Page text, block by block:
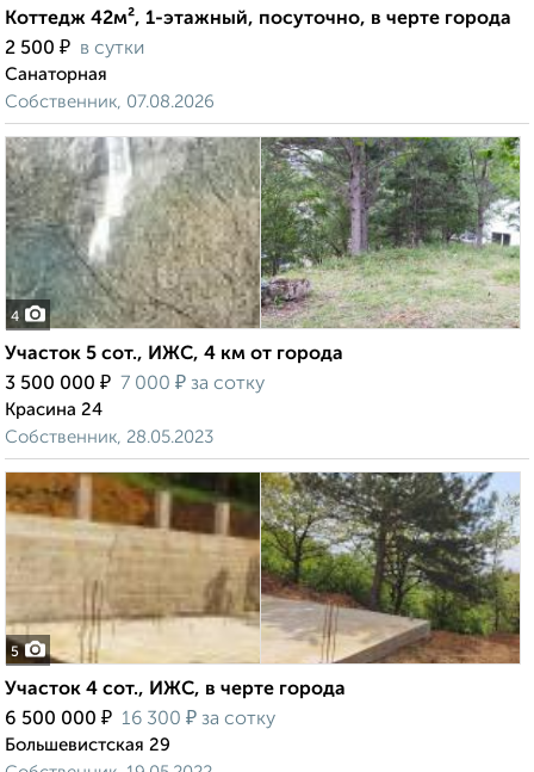
Коттедж 42м², 1-этажный, посуточно, в черте города
2 500 ₽ в сутки
Санаторная
Собственник, 07.08.2026
4
Участок 5 сот., ИЖС, 4 км от города
3 500 000 ₽ 7 000 ₽ за сотку
Красина 24
Собственник, 28.05.2023
5
Участок 4 сот., ИЖС, в черте города
6 500 000 ₽ 16 300 ₽ за сотку
Большевистская 29